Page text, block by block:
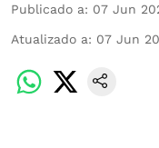
Publicado a: 07 Jun
Atualizado a: 07 Jun